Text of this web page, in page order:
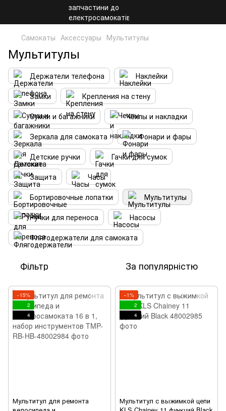
Самокаты Аксессуары Мультитулы
Мультитулы
Держатели телефона
Наклейки
Замки
Крепления на стену
Сумки и багажники
Чехлы и накладки
Зеркала для самоката
Фонари и фары
Детские ручки
Гачки для сумок
Защита
Часы
Бортировочные лопатки
Мультитулы
Ручки для переноса
Насосы
Флягодержатели для самоката
Фільтр За популярністю
−15%
2
4
Мультитул для ремонта
−1%
2
4
Мультитул с выжимкой цепи